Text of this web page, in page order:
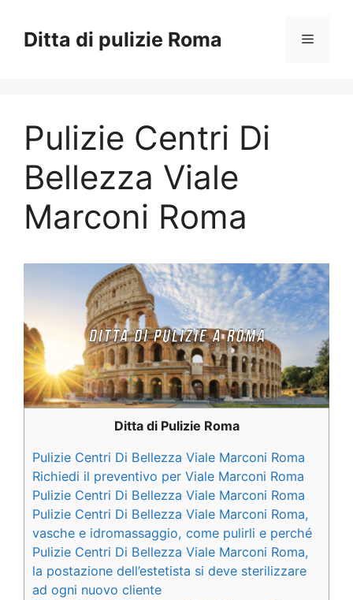
contenuto
Ditta di pulizie Roma Menu
Pulizie Centri Di
Bellezza Viale
Marconi Roma
Ditta di Pulizie Roma
Pulizie Centri Di Bellezza Viale Marconi Roma
Richiedi il preventivo per Viale Marconi Roma
Pulizie Centri Di Bellezza Viale Marconi Roma
Pulizie Centri Di Bellezza Viale Marconi Roma,
vasche e idromassaggio, come pulirli e perché
Pulizie Centri Di Bellezza Viale Marconi Roma,
la postazione dell’estetista si deve sterilizzare
ad ogni nuovo cliente